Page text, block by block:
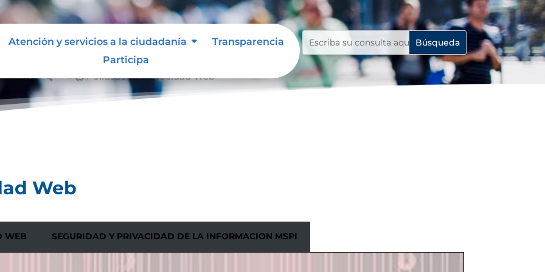
Atención y servicios a la ciudadanía
Transparencia
Participa
Web
WEB SEGURIDAD Y PRIVACIDAD DE LA INFORMACION MSPI